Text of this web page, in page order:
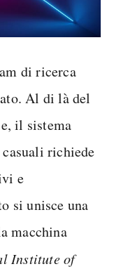
di ricerca
Al di là del
il sistema
richiede
e
si unisce una
macchina
Institute of